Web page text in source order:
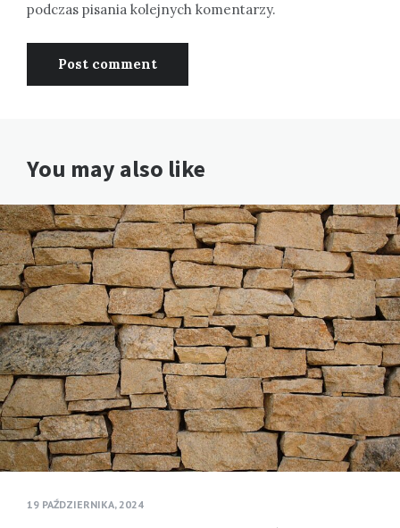
podczas pisania kolejnych komentarzy.
You may also like
19 PAŹDZIERNIKA, 2024